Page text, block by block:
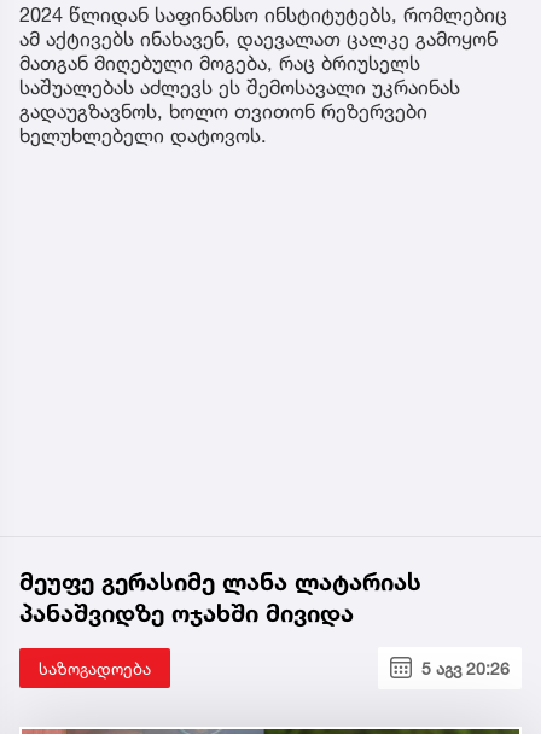
2024 წლიდან საფინანსო ინსტიტუტებს, რომლებიც
ამ აქტივებს ინახავენ, დაევალათ ცალკე გამოყონ
მათგან მიღებული მოგება, რაც ბრიუსელს
საშუალებას აძლევს ეს შემოსავალი უკრაინას
გადაუგზავნოს, ხოლო თვითონ რეზერვები
ხელუხლებელი დატოვოს.
მეუფე გერასიმე ლანა ლატარიას
პანაშვიდზე ოჯახში მივიდა
საზოგადოება 5 აგვ 20:26